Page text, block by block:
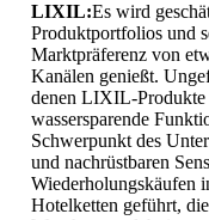
LIXIL:Es wird
Produktportfolios und
Marktpräferenz von
Kanälen genießt.
denen LIXIL-Produkte
wassersparende
Schwerpunkt des
und nachrüstbaren
Wiederholungskäufen
Hotelketten geführt,